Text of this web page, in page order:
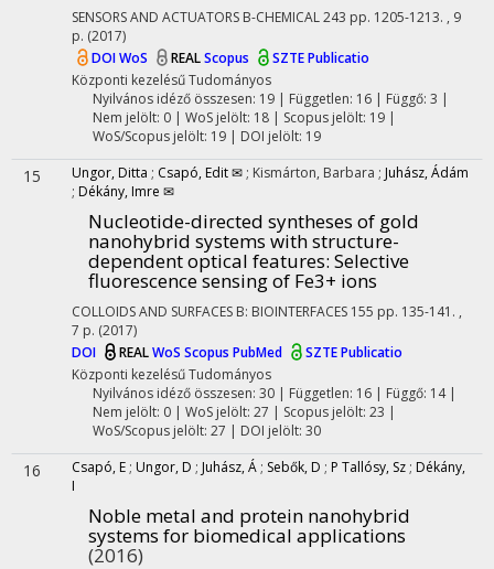
SENSORS AND ACTUATORS B-CHEMICAL243 pp. 1205-1213. , 9
p. (2017)
DOIWoS REALScopus
SZTE Publicatio
Központi kezelésűTudományos
Nyilvános idéző összesen: 19| Független: 16 | Függő: 3 |
Nem jelölt: 0 | WoS jelölt: 18 | Scopus jelölt: 19 |
WoS/Scopus jelölt: 19 | DOI jelölt: 19
15 Ungor, Ditta ; Csapó, Edit ✉ ; Kismárton, Barbara ; Juhász, Ádám
; Dékány, Imre ✉
Nucleotide-directed syntheses of gold
nanohybrid systems with structure-
dependent optical features: Selective
fluorescence sensing of Fe3+ ions
COLLOIDS AND SURFACES B: BIOINTERFACES 155 pp. 135-141. ,
7 p. (2017)
DOI
REALWoS Scopus PubMed
SZTE Publicatio
Központi kezelésűTudományos
Nyilvános idéző összesen: 30| Független: 16 | Függő: 14 |
Nem jelölt: 0 | WoS jelölt: 27 | Scopus jelölt: 23 |
WoS/Scopus jelölt: 27 | DOI jelölt: 30
16 Csapó, E ; Ungor, D ; Juhász, Á ; Sebők, D ; P Tallósy, Sz ; Dékány,
I
Noble metal and protein nanohybrid
systems for biomedical applications
(2016)